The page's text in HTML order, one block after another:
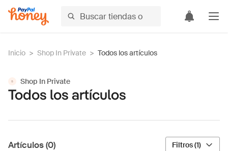
Inicio > Shop In Private > Todos los artículos
S Shop In Private
Todos los artículos
Artículos (0) Filtros (1)